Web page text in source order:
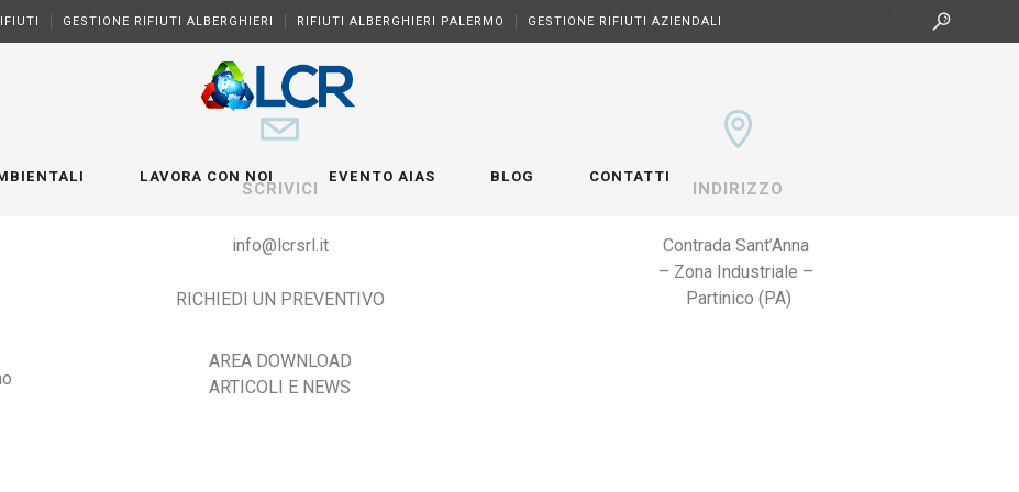
GESTIONE RIFIUTI ALBERGHIERI RIFIUTI ALBERGHIERI PALERMO GESTIONE RIFIUTI AZIENDALI
LAVORA CON NOI EVENTO AIAS BLOG CONTATTI
customer directed vortals. Objectively pontificate leveraged collaboration and idea-sharing without bleeding-edge resources.”
SCRIVICI
info@lcrsrl.it
RICHIEDI UN PREVENTIVO
AREA DOWNLOAD
ARTICOLI E NEWS
INDIRIZZO
Contrada Sant’Anna
– Zona Industriale –
Partinico (PA)